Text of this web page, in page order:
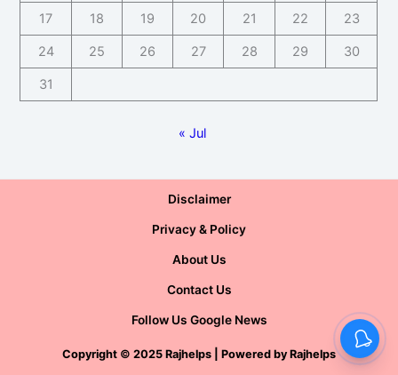
17 18 19 20 21 22 23
24 25 26 27 28 29 30
31
« Jul
Disclaimer
Privacy & Policy
About Us
Contact Us
Follow Us Google News
Copyright © 2025 Rajhelps | Powered by Rajhelps